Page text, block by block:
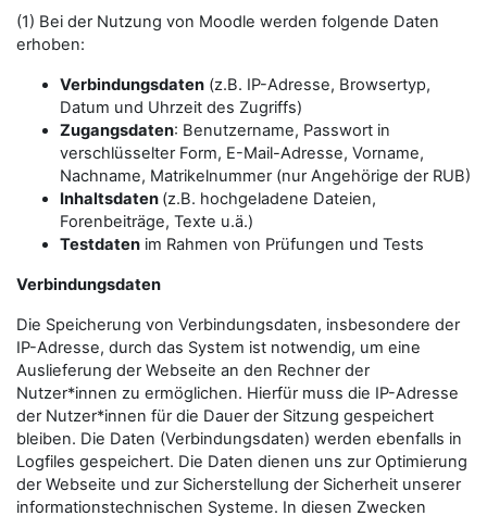
(1) Bei der Nutzung von Moodle werden folgende Daten
erhoben:
Verbindungsdaten (z.B. IP-Adresse, Browsertyp,
Datum und Uhrzeit des Zugriffs)
Zugangsdaten: Benutzername, Passwort in
verschlüsselter Form, E-Mail-Adresse, Vorname,
Nachname, Matrikelnummer (nur Angehörige der RUB)
Inhaltsdaten (z.B. hochgeladene Dateien,
Forenbeiträge, Texte u.ä.)
Testdaten im Rahmen von Prüfungen und Tests
Verbindungsdaten
Die Speicherung von Verbindungsdaten, insbesondere der
IP-Adresse, durch das System ist notwendig, um eine
Auslieferung der Webseite an den Rechner der
Nutzer*innen zu ermöglichen. Hierfür muss die IP-Adresse
der Nutzer*innen für die Dauer der Sitzung gespeichert
bleiben. Die Daten (Verbindungsdaten) werden ebenfalls in
Logfiles gespeichert. Die Daten dienen uns zur Optimierung
der Webseite und zur Sicherstellung der Sicherheit unserer
informationstechnischen Systeme. In diesen Zwecken